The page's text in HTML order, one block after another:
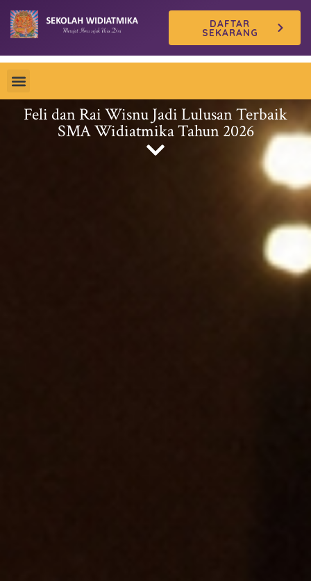
Skip
content
DAFTAR
SEKARANG
Feli dan Rai Wisnu Jadi Lulusan Terbaik
SMA Widiatmika Tahun 2026